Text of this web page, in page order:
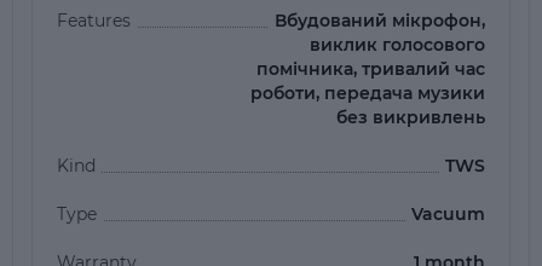
Features
Вбудований мікрофон,
виклик голосового
помічника, тривалий час
роботи, передача музики
без викривлень
Kind TWS
Type Vacuum